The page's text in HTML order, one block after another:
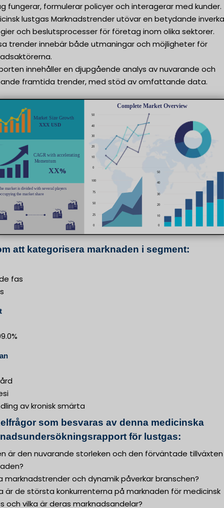
fungerar, formulerar policyer och interagerar med kunder.
lustgas Marknadstrender utövar en betydande
och beslutsprocesser för företag inom olika sektorer.
trender innebär både utmaningar och möjligheter för
innehåller en djupgående analys av nuvarande och
framtida trender, med stöd av omfattande data.
att kategorisera marknaden i segment:
fas
av kronisk smärta
som besvaras av denna medicinska
för lustgas:
är den nuvarande storleken och den förväntade
marknadstrender och dynamik påverkar branschen?
är de största konkurrenterna på marknaden för medicinsk
och vilka är deras marknadsandelar?